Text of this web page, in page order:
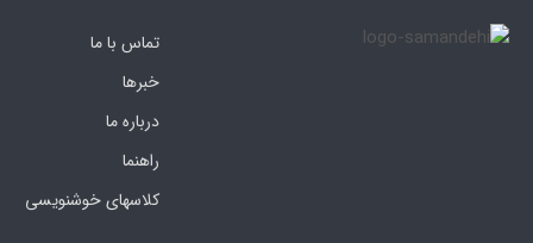
تماس با ما
خبرها
درباره ما
راهنما
کلاسهای خوشنویسی